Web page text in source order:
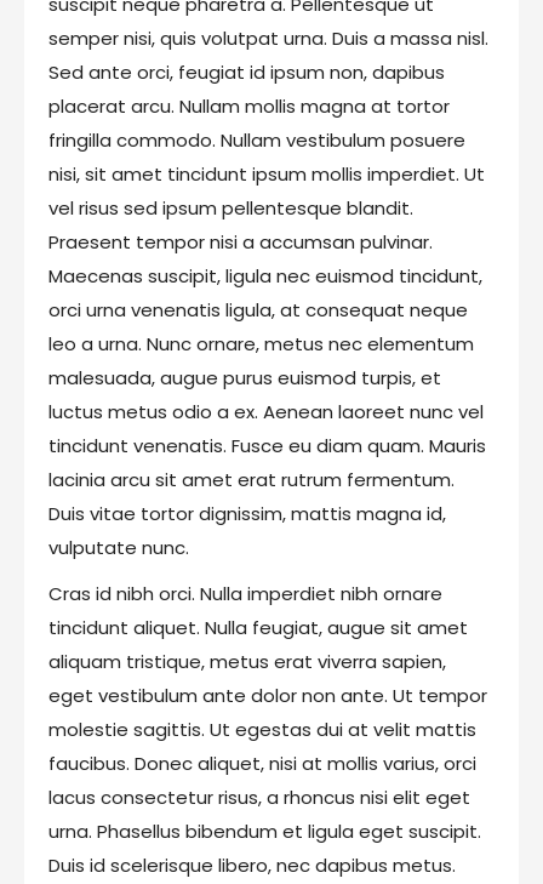
semper nisi, quis volutpat urna. Duis a massa nisl.
Sed ante orci, feugiat id ipsum non, dapibus
placerat arcu. Nullam mollis magna at tortor
fringilla commodo. Nullam vestibulum posuere
nisi, sit amet tincidunt ipsum mollis imperdiet. Ut
vel risus sed ipsum pellentesque blandit.
Praesent tempor nisi a accumsan pulvinar.
Maecenas suscipit, ligula nec euismod tincidunt,
orci urna venenatis ligula, at consequat neque
leo a urna. Nunc ornare, metus nec elementum
malesuada, augue purus euismod turpis, et
luctus metus odio a ex. Aenean laoreet nunc vel
tincidunt venenatis. Fusce eu diam quam. Mauris
lacinia arcu sit amet erat rutrum fermentum.
Duis vitae tortor dignissim, mattis magna id,
vulputate nunc.
Cras id nibh orci. Nulla imperdiet nibh ornare
tincidunt aliquet. Nulla feugiat, augue sit amet
aliquam tristique, metus erat viverra sapien,
eget vestibulum ante dolor non ante. Ut tempor
molestie sagittis. Ut egestas dui at velit mattis
faucibus. Donec aliquet, nisi at mollis varius, orci
lacus consectetur risus, a rhoncus nisi elit eget
urna. Phasellus bibendum et ligula eget suscipit.
Duis id scelerisque libero, nec dapibus metus.